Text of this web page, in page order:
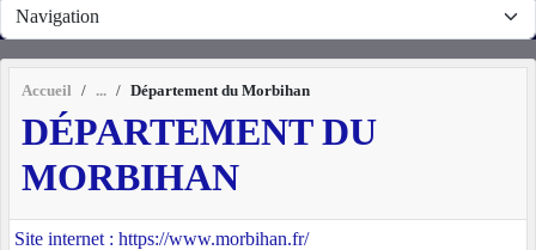
Accueil Département du Morbihan
DÉPARTEMENT DU
MORBIHAN
Site internet : https://www.morbihan.fr/